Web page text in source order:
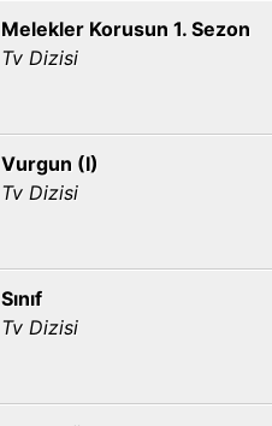
Melekler Korusun 1. Sezon
Tv Dizisi
Vurgun (I)
Tv Dizisi
Sınıf
Tv Dizisi